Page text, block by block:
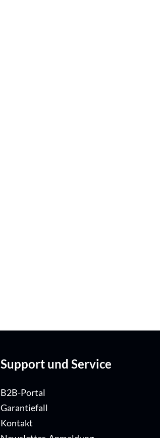
Support und Service
B2B-Portal
Garantiefall
Kontakt